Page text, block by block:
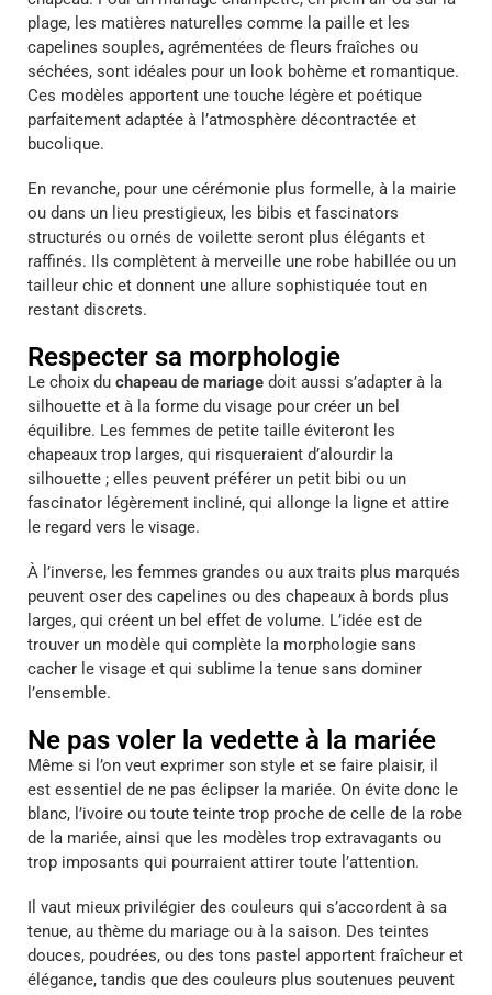
plage, les matières naturelles comme la paille et les
capelines souples, agrémentées de fleurs fraîches ou
séchées, sont idéales pour un look bohème et romantique.
Ces modèles apportent une touche légère et poétique
parfaitement adaptée à l’atmosphère décontractée et
bucolique.
En revanche, pour une cérémonie plus formelle, à la mairie
ou dans un lieu prestigieux, les bibis et fascinators
structurés ou ornés de voilette seront plus élégants et
raffinés. Ils complètent à merveille une robe habillée ou un
tailleur chic et donnent une allure sophistiquée tout en
restant discrets.
Respecter sa morphologie
Le choix du chapeau de mariage doit aussi s’adapter à la
silhouette et à la forme du visage pour créer un bel
équilibre. Les femmes de petite taille éviteront les
chapeaux trop larges, qui risqueraient d’alourdir la
silhouette ; elles peuvent préférer un petit bibi ou un
fascinator légèrement incliné, qui allonge la ligne et attire
le regard vers le visage.
À l’inverse, les femmes grandes ou aux traits plus marqués
peuvent oser des capelines ou des chapeaux à bords plus
larges, qui créent un bel effet de volume. L’idée est de
trouver un modèle qui complète la morphologie sans
cacher le visage et qui sublime la tenue sans dominer
l’ensemble.
Ne pas voler la vedette à la mariée
Même si l’on veut exprimer son style et se faire plaisir, il
est essentiel de ne pas éclipser la mariée. On évite donc le
blanc, l’ivoire ou toute teinte trop proche de celle de la robe
de la mariée, ainsi que les modèles trop extravagants ou
trop imposants qui pourraient attirer toute l’attention.
Il vaut mieux privilégier des couleurs qui s’accordent à sa
tenue, au thème du mariage ou à la saison. Des teintes
douces, poudrées, ou des tons pastel apportent fraîcheur et
élégance, tandis que des couleurs plus soutenues peuvent